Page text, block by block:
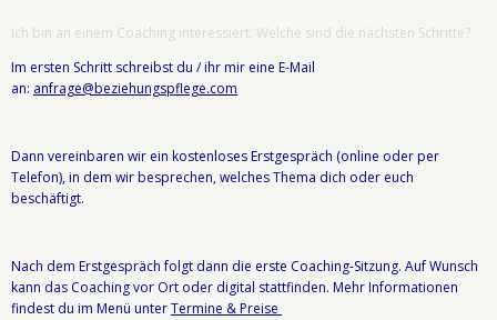
Ich bin an einem Coaching interessiert. Welche sind die nächsten Schritte?
Im ersten Schritt schreibst du / ihr mir eine E-Mail
an: anfrage@beziehungspflege.com
Dann vereinbaren wir ein kostenloses Erstgespräch (online oder per
Telefon), in dem wir besprechen, welches Thema dich oder euch
beschäftigt.
Nach dem Erstgespräch folgt dann die erste Coaching-Sitzung. Auf Wunsch
kann das Coaching vor Ort oder digital stattfinden. Mehr Informationen
findest du im Menü unterTermine & Preise